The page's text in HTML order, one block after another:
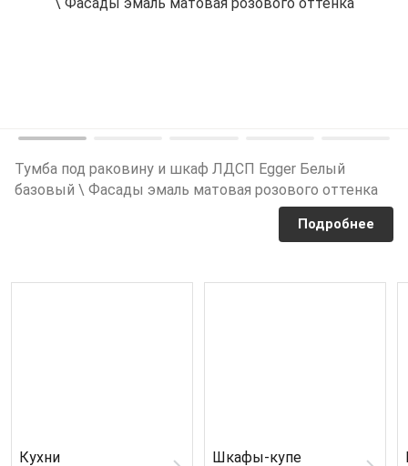
Тумба под раковину и шкаф ЛДСП Egger Белый
базовый \ Фасады эмаль матовая розового оттенка
Подробнее
Кухни Шкафы-купе